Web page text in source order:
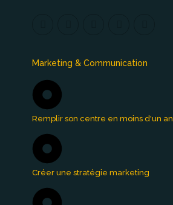
Marketing & Communication
Remplir son centre en moins d'un an
Créer une stratégie marketing